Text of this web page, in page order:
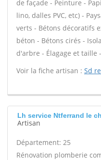
de façade - Peinture -
lino, dalles PVC, etc) -
verts - Bétons décoratifs
béton - Bétons cirés -
d'arbre - Élagage et taille -
Voir la fiche artisan : Sd
Lh service Ntferrand le
Artisan
Département: 25
Rénovation plomberie